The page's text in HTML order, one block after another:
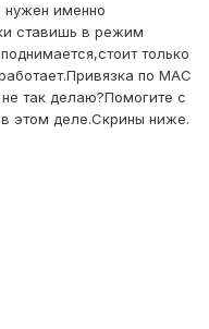
нужен именно
ставишь в режим
только
по MAC
так делаю?Помогите с
этом деле.Скрины ниже.